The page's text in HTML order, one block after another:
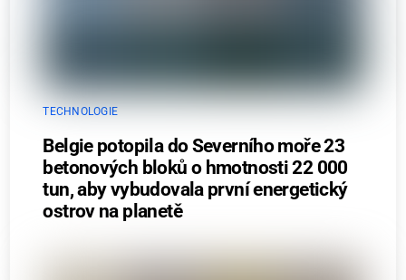
TECHNOLOGIE
Belgie potopila do Severního moře 23
betonových bloků o hmotnosti 22 000
tun, aby vybudovala první energetický
ostrov na planetě